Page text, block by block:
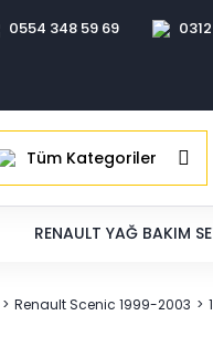
0554 348 59 69
Tüm Kategoriler
RENAULT YAĞ BAKIM
Renault Scenic 1999-2003